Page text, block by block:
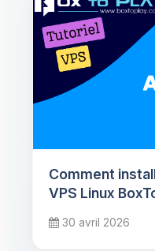
Comment
VPS Linux
30 avril 2026